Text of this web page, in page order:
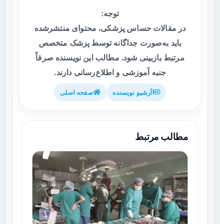
توجه:
در مقالات حساس پزشکی، محتوای منتشرشده
باید به‌صورت جداگانه توسط پزشک متخصص
مرتبط بازبینی شود. مطالب این نویسنده صرفاً
جنبه آموزشی و اطلاع‌رسانی دارند.
آرشیو نویسنده صفحه اصلی
مطالب مرتبط